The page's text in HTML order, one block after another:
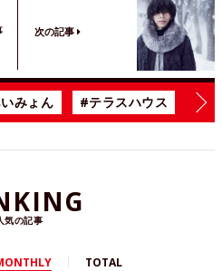
次の記事
みょん #テラスハウス #漫
気の記事
TOTAL